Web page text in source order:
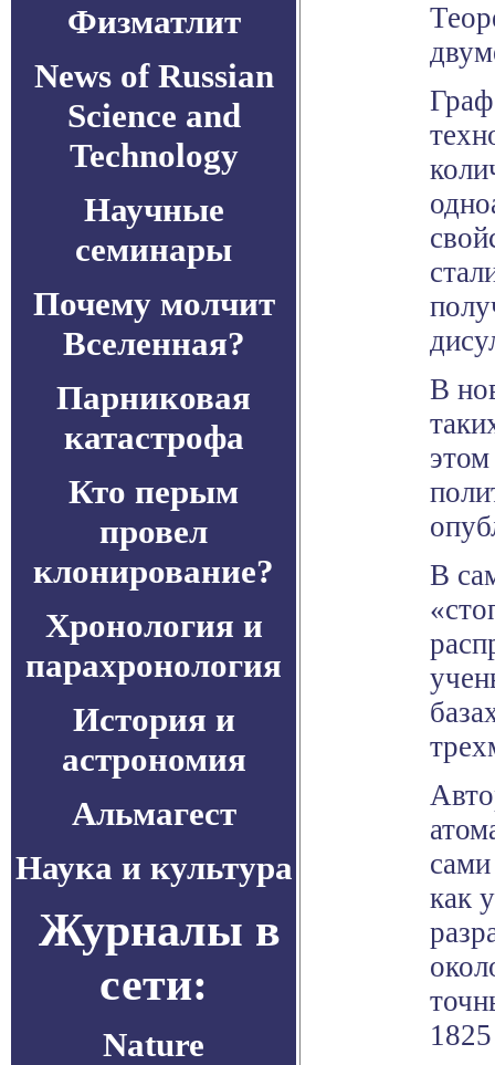
Физматлит
News of Russian
Science and
Technology
Научные
семинары
Почему молчит
Вселенная?
Парниковая
катастрофа
Кто перым
провел
клонирование?
Хронология и
парахронология
История и
астрономия
Альмагест
Наука и культура
Журналы в
сети:
Nature
В
В
как